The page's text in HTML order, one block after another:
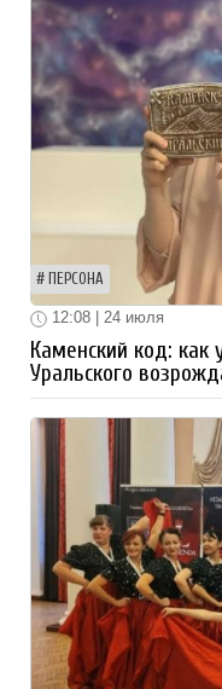
ПЕРСОНА
12:08 | 24 июля
Каменский код: как
Уральского